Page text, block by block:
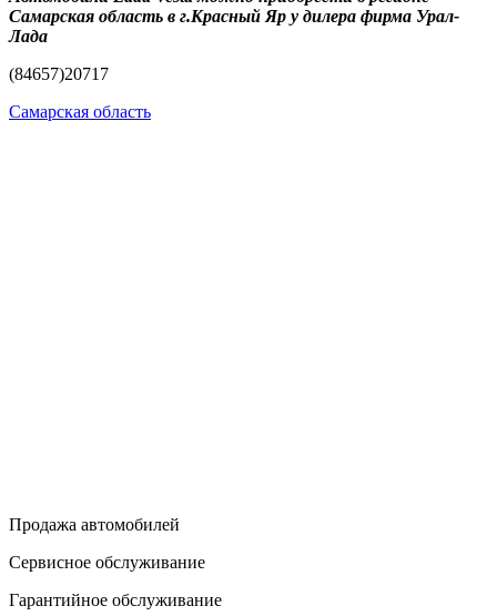
Самарская область в г.Красный Яр у дилера фирма Урал-
Лада
(84657)20717
Самарская область
Продажа автомобилей
Сервисное обслуживание
Гарантийное обслуживание